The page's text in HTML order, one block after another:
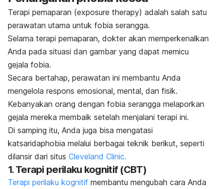
Terapi pemaparan (exposure therapy) adalah salah satu
perawatan utama untuk fobia serangga.
Selama terapi pemaparan, dokter akan memperkenalkan
Anda pada situasi dan gambar yang dapat memicu
gejala fobia.
Secara bertahap, perawatan ini membantu Anda
mengelola respons emosional, mental, dan fisik.
Kebanyakan orang dengan fobia serangga melaporkan
gejala mereka membaik setelah menjalani terapi ini.
Di samping itu, Anda juga bisa mengatasi
katsaridaphobia melalui berbagai teknik berikut, seperti
dilansir dari situs Cleveland Clinic.
1. Terapi perilaku kognitif (CBT)
Terapi perilaku kognitif membantu mengubah cara Anda